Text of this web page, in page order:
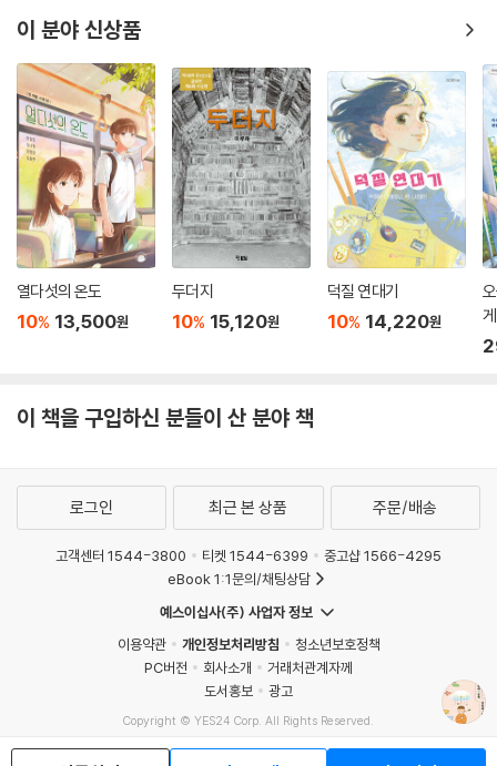
이 분야 신상품
열다섯의 온도
10% 13,500원
두더지
10% 15,120원
덕질 연대기
10% 14,220원
이 책을 구입하신 분들이 산 분야 책
로그인 최근 본 상품 주문/배송
고객센터 1544-3800 티켓 1544-6399
중고샵 1566-4295
eBook 1:1문의/채팅상담
예스이십사(주) 사업자 정보
이용약관
개인정보처리방침
청소년보호정책
PC버전
회사소개
거래처관계자께
도서홍보
광고
Copyright © YES24 Corp. All Rights Reserved.